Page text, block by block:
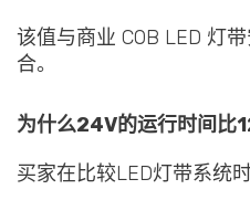
该值与商业 COB LED 灯
合。
为什么24V的运行时间比
买家在比较LED灯带系统